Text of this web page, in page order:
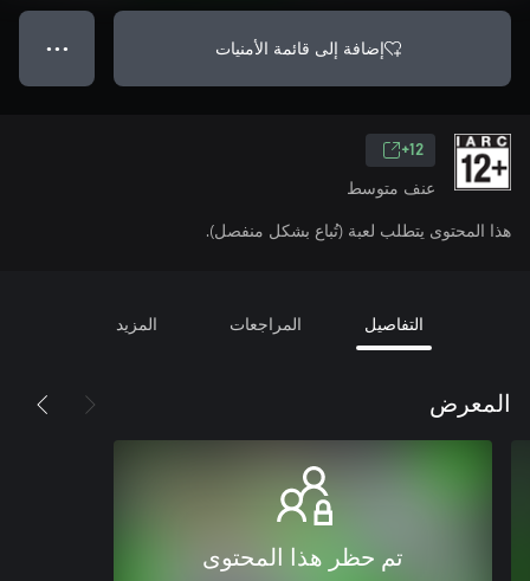
إضافة إلى قائمة الأمنيات ● ● ●
12+
عنف متوسط
هذا المحتوى يتطلب لعبة (تُباع بشكل منفصل).
التفاصيل المراجعات المزيد
المعرض
تم حظر هذا المحتوى